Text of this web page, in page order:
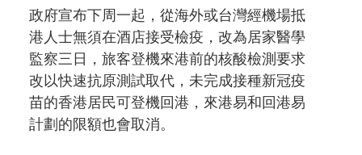
政府宣布下周一起，從海外或台灣經機場抵
港人士無須在酒店接受檢疫，改為居家醫學
監察三日，旅客登機來港前的核酸檢測要求
改以快速抗原測試取代，未完成接種新冠疫
苗的香港居民可登機回港，來港易和回港易
計劃的限額也會取消。